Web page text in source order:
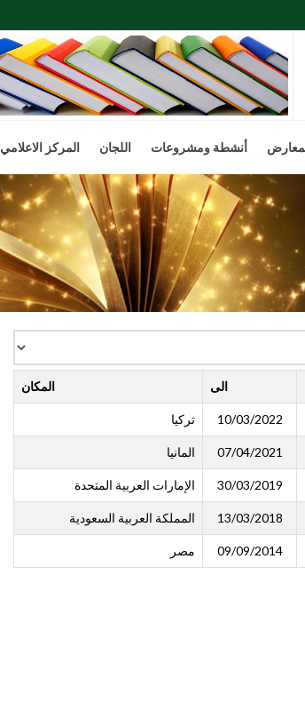
أنشطة ومشروعات اللجان المركز الاعلامي
الى المكان
10/03/2022 تركيا
07/04/2021 المانيا
30/03/2019 الإمارات العربية المتحدة
13/03/2018 المملكة العربية السعودية
09/09/2014 مصر